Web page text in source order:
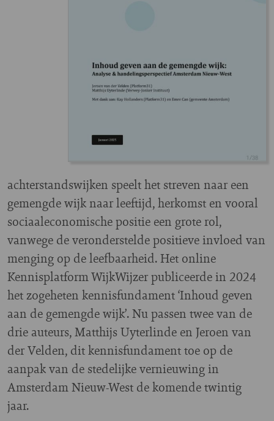
achterstandswijken speelt het streven naar een
gemengde wijk naar leeftijd, herkomst en vooral
sociaaleconomische positie een grote rol,
vanwege de veronderstelde positieve invloed van
menging op de leefbaarheid. Het online
Kennisplatform WijkWijzer publiceerde in 2024
het zogeheten kennisfundament ‘Inhoud geven
aan de gemengde wijk’. Nu passen twee van de
drie auteurs, Matthijs Uyterlinde en Jeroen van
der Velden, dit kennisfundament toe op de
aanpak van de stedelijke vernieuwing in
Amsterdam Nieuw-West de komende twintig
jaar.